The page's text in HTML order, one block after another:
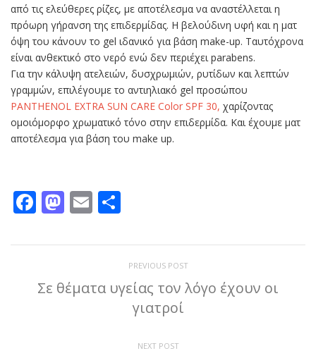
από τις ελεύθερες ρίζες, με αποτέλεσμα να αναστέλλεται η
πρόωρη γήρανση της επιδερμίδας. H βελούδινη υφή και η ματ
όψη του κάνουν το gel ιδανικό για βάση make-up. Ταυτόχρονα
είναι ανθεκτικό στο νερό ενώ δεν περιέχει parabens.
Για την κάλυψη ατελειών, δυσχρωμιών, ρυτίδων και λεπτών
γραμμών, επιλέγουμε το αντιηλιακό gel προσώπου
PANTHENOL EXTRA SUN CARE Color SPF 30, χαρίζοντας
ομοιόμορφο χρωματικό τόνο στην επιδερμίδα. Και έχουμε ματ
αποτέλεσμα για βάση του make up.
Facebook
Mastodon
Email
PREVIOUS POST
Σε θέματα υγείας τον λόγο έχουν οι
γιατροί
NEXT POST